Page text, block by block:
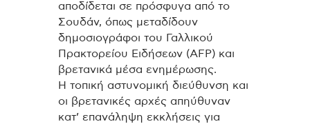
αποδίδεται σε πρόσφυγα από το
Σουδάν, όπως μεταδίδουν
δημοσιογράφοι του Γαλλικού
Πρακτορείου Ειδήσεων (AFP) και
βρετανικά μέσα ενημέρωσης.
Η τοπική αστυνομική διεύθυνση και
οι βρετανικές αρχές απηύθυναν
κατ’ επανάληψη εκκλήσεις για